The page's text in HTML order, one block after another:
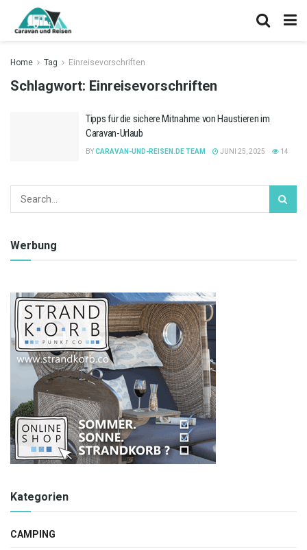
Home Tag Einreisevorschriften
Schlagwort: Einreisevorschriften
Tipps für die sichere Mitnahme von Haustieren im
Caravan-Urlaub
BYCARAVAN-UND-REISEN.DE TEAM JUNI 25, 2025 14
Werbung
Kategorien
CAMPING